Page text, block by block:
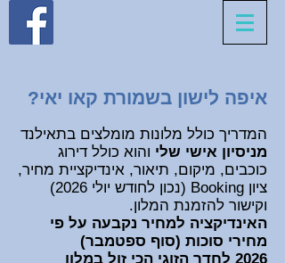
איפה לישון בשמורת קאו יאי?
המדריך כולל מלונות מומלצים בתאילנד
מניסיון אישי שלי והוא כולל דירוג
כוכבים, מיקום, תיאור, אינדיקציית מחיר,
ציון Booking (נכון לחודש יולי 2026
)
וקישור להזמנת המלון.
האינדיקציה למחיר נקבעה על פי
מחירי סוכות (סוף ספטמבר)
2026 לחדר הזוגי הכי זול במלון